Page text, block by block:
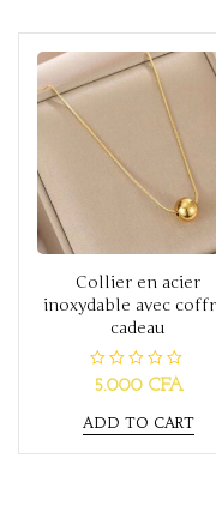
Collier en acier
inoxydable avec
cadeau
R
a
e
d
0
5.000 CFA
ADD TO CART